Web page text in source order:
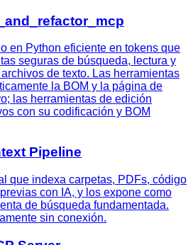
en Python eficiente en tokens que
seguras de búsqueda, lectura y
de texto. Las herramientas
la BOM y la página de
las herramientas de edición
con su codificación y BOM
Pipeline
que indexa carpetas, PDFs, código
con IA, y los expone como
de búsqueda fundamentada.
sin conexión.